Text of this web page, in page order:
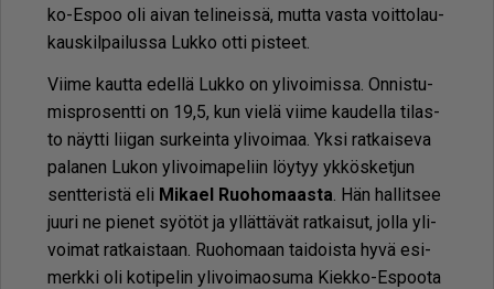
ko-Es­poo oli ai­van te­li­neis­sä, mut­ta vas­ta voit­to­lau­
kaus­kil­pai­lus­sa Luk­ko ot­ti pis­teet.
Vii­me kaut­ta edel­lä Luk­ko on yli­voi­mis­sa. On­nis­tu­
misp­ro­sent­ti on 19,5, kun vie­lä vii­me kau­del­la ti­las­
to näyt­ti lii­gan sur­kein­ta yli­voi­maa. Yk­si rat­kai­se­va
pa­la­nen Lu­kon yli­voi­ma­pe­liin löy­tyy yk­kös­ket­jun
sent­te­ris­tä eli Mi­ka­el Ruo­ho­maas­ta. Hän hal­lit­see
juu­ri ne pie­net syö­töt ja yl­lät­tä­vät rat­kai­sut, jol­la yli­
voi­mat rat­kais­taan. Ruo­ho­maan tai­dois­ta hyvä esi­
merk­ki oli ko­ti­pe­lin yli­voi­ma­o­su­ma Kiek­ko-Es­poo­ta